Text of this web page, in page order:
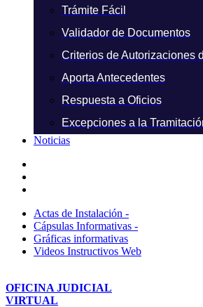
Trámite Fácil
Validador de Documentos
Criterios de Autorizaciones
Aporta Antecedentes
Respuesta a Oficios
Excepciones a la
Noticias
Actas de Instalación -
Cápsulas Informativas -
Gráficas informativas
Videos Instructivos Web
OFICINA JUDICIAL
VIRTUAL